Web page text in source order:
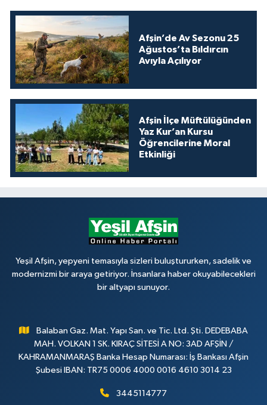
Afşin’de Av Sezonu 25
Ağustos’ta Bıldırcın
Avıyla Açılıyor
Afşin İlçe Müftülüğünden
Yaz Kur’an Kursu
Öğrencilerine Moral
Etkinliği
Yeşil Afşin, yepyeni temasıyla sizleri buluştururken, sadelik ve
modernizmi bir araya getiriyor. İnsanlara haber okuyabilecekleri
bir altyapı sunuyor.
Balaban Gaz. Mat. Yapı San. ve Tic. Ltd. Şti. DEDEBABA
MAH. VOLKAN 1 SK. KIRAÇ SİTESİ A NO: 3AD AFŞİN /
KAHRAMANMARAŞ Banka Hesap Numarası: İş Bankası Afşin
Şubesi IBAN: TR75 0006 4000 0016 4610 3014 23
3445114777